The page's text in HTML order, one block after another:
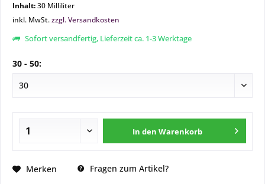
Inhalt:30 Milliliter
inkl. MwSt.zzgl. Versandkosten
Sofort versandfertig, Lieferzeit ca. 1-3 Werktage
30 - 50:
In den Warenkorb
Merken Fragen zum Artikel?